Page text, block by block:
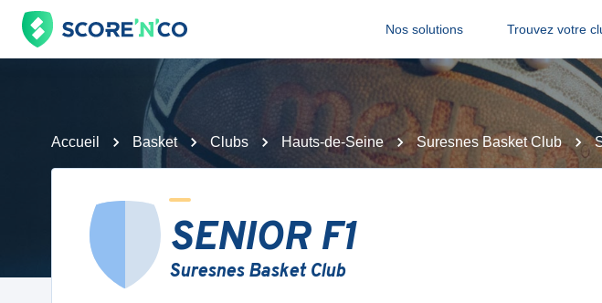
Nos solutions Trouvez votre
Accueil Basket Clubs Hauts-de-Seine Suresnes Basket Club
SENIOR F1
Suresnes Basket Club